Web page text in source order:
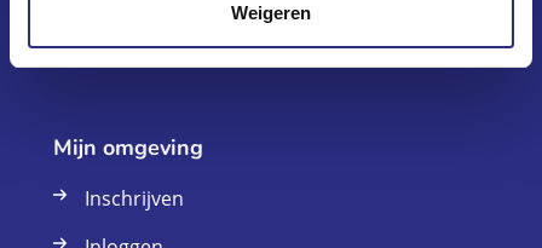
Weigeren
Mijn omgeving
Inschrijven